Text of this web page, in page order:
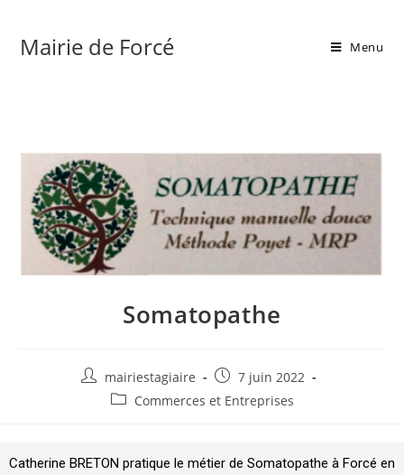
Mairie de Forcé Menu
Somatopathe
mairiestagiaire
7 juin 2022
Commerces et Entreprises
Catherine BRETON pratique le métier de Somatopathe à Forcé en